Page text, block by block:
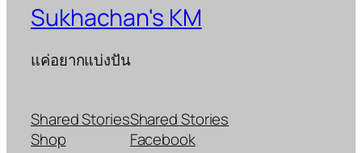
Sukhachan's KM
แค่อยากแบ่งปัน
Shared Stories
Shop
Shared Stories
Facebook